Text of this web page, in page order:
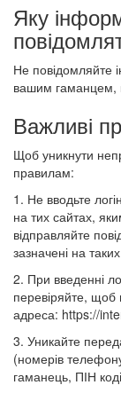
Яку
Не повідомляйте
вашим гаманцем,
Важливі
Щоб уникнути
правилам:
1. Не вводьте
на тих сайтах,
відправляйте
зазначені на
2. При введенні
перевіряйте, щоб
адреса: https://
3. Уникайте
(номерів
гаманець, ПІН